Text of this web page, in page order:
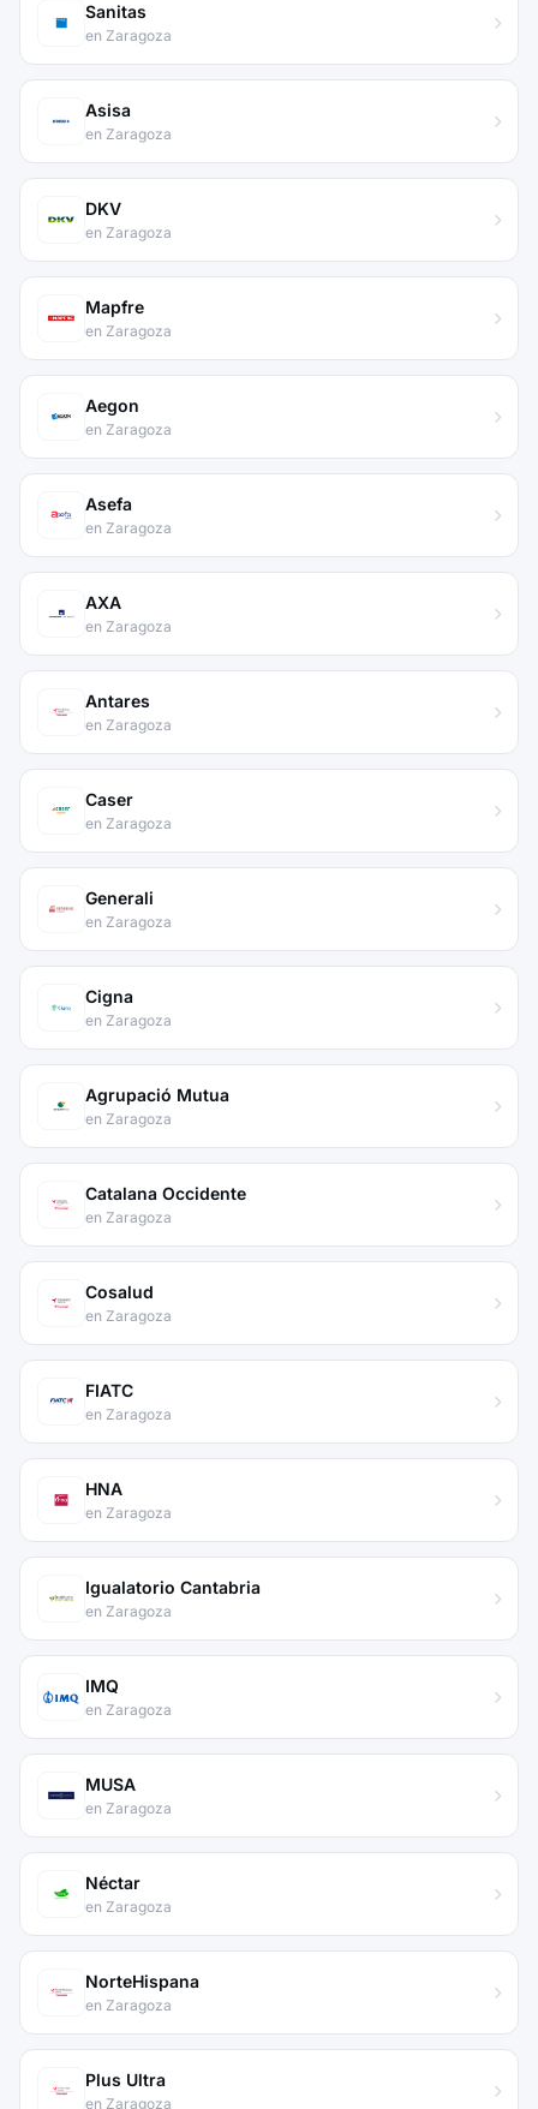
Sanitas
en Zaragoza
Asisa
en Zaragoza
DKV
en Zaragoza
Mapfre
en Zaragoza
Aegon
en Zaragoza
Asefa
en Zaragoza
AXA
en Zaragoza
Antares
en Zaragoza
Caser
en Zaragoza
Generali
en Zaragoza
Cigna
en Zaragoza
Agrupació Mutua
en Zaragoza
Catalana Occidente
en Zaragoza
Cosalud
en Zaragoza
FIATC
en Zaragoza
HNA
en Zaragoza
Igualatorio Cantabria
en Zaragoza
IMQ
en Zaragoza
MUSA
en Zaragoza
Néctar
en Zaragoza
NorteHispana
en Zaragoza
Plus Ultra
en Zaragoza